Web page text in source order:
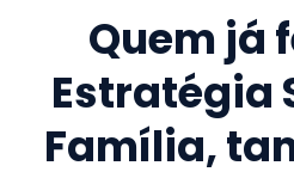
Quem já
Estratégia
Família,